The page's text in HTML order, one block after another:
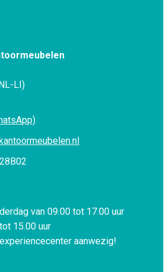
LI)
van 09.00 tot 17.00 uur
15.00 uur
aanwezig!